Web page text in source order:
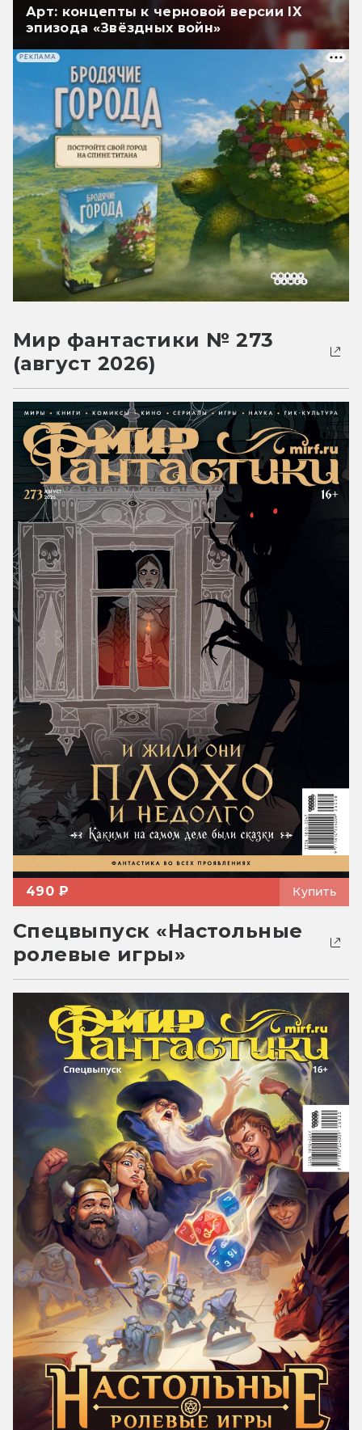
Арт: концепты к черновой версии IX
эпизода «Звёздных войн»
РЕКЛАМА
Мир фантастики № 273
(август 2026)
490 ₽ Купить
Спецвыпуск «Настольные
ролевые игры»